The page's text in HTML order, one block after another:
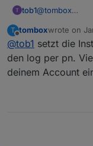
tob1@tombox
connect app
Die Daten
T
Offline
tomboxwrote on
last edited
@tob1 setzt die
den log per pn.
deinem Account